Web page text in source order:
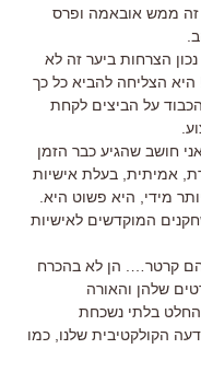
זה ממש אובאמה ופרס
הצרחות ביער זה לא
היא הצליחה להביא כל כך
על הביצים לקחת
חושב שהגיע כבר הזמן
אמיתית, בעלת אישיות
מידי, היא פשוט היא.
המוקדשים לאישיות
קרטר…. הן לא בהכרח
שלהן והאורה
בלתי נשכחת
הקולקטיבית שלנו, כמו